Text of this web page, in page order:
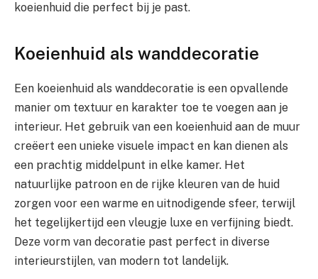
koeienhuid die perfect bij je past.
Koeienhuid als wanddecoratie
Een koeienhuid als wanddecoratie is een opvallende
manier om textuur en karakter toe te voegen aan je
interieur. Het gebruik van een koeienhuid aan de muur
creëert een unieke visuele impact en kan dienen als
een prachtig middelpunt in elke kamer. Het
natuurlijke patroon en de rijke kleuren van de huid
zorgen voor een warme en uitnodigende sfeer, terwijl
het tegelijkertijd een vleugje luxe en verfijning biedt.
Deze vorm van decoratie past perfect in diverse
interieurstijlen, van modern tot landelijk.